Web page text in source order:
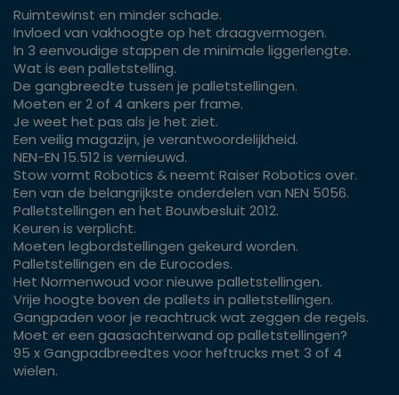
Ruimtewinst en minder schade.
Invloed van vakhoogte op het draagvermogen.
In 3 eenvoudige stappen de minimale liggerlengte.
Wat is een palletstelling.
De gangbreedte tussen je palletstellingen.
Moeten er 2 of 4 ankers per frame.
Je weet het pas als je het ziet.
Een veilig magazijn, je verantwoordelijkheid.
NEN-EN 15.512 is vernieuwd.
Stow vormt Robotics & neemt Raiser Robotics over.
Een van de belangrijkste onderdelen van NEN 5056.
Palletstellingen en het Bouwbesluit 2012.
Keuren is verplicht.
Moeten legbordstellingen gekeurd worden.
Palletstellingen en de Eurocodes.
Het Normenwoud voor nieuwe palletstellingen.
Vrije hoogte boven de pallets in palletstellingen.
Gangpaden voor je reachtruck wat zeggen de regels.
Moet er een gaasachterwand op palletstellingen?
95 x Gangpadbreedtes voor heftrucks met 3 of 4
wielen.